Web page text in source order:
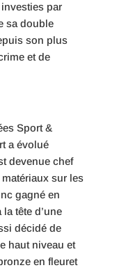
par
sa double
son plus
et de
Sport &
a évolué
devenue chef
sur les
gagné en
tête d’une
décidé de
haut niveau et
en fleuret